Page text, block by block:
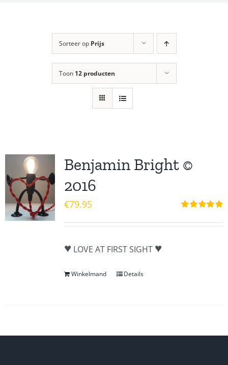
Sorteer op Prijs
Toon 12 producten
Benjamin Bright ©
2016
5.00uit 5
€79.95
♥ LOVE AT FIRST SIGHT ♥
Winkelmand Details